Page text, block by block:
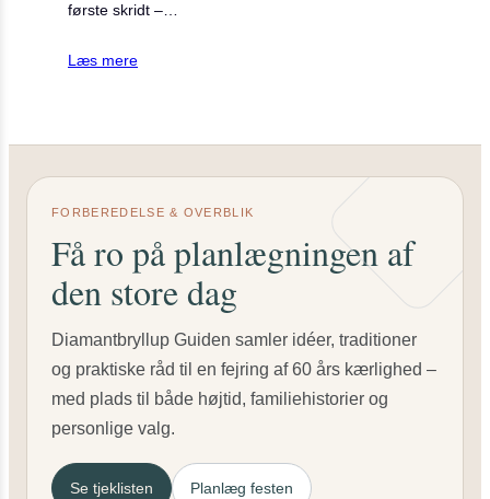
første skridt –…
Læs mere
FORBEREDELSE & OVERBLIK
Få ro på planlægningen af
den store dag
Diamantbryllup Guiden samler idéer, traditioner
og praktiske råd til en fejring af 60 års kærlighed –
med plads til både højtid, familiehistorier og
personlige valg.
Se tjeklisten Planlæg festen